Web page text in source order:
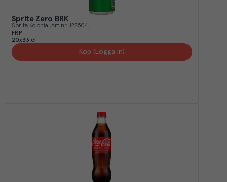
Sprite Zero BRK
Sprite Kolonial Art.nr. 122504
FRP
20x33 cl
Köp (Logga in)